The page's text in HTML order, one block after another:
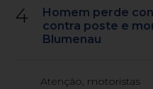
4
Homem perde
contra poste e
Blumenau
Atenção, motoristas